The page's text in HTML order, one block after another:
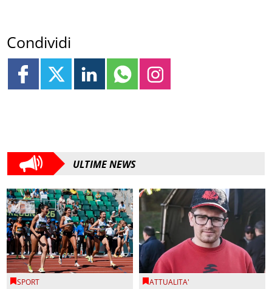
Condividi
ULTIME NEWS
SPORT ATTUALITA'